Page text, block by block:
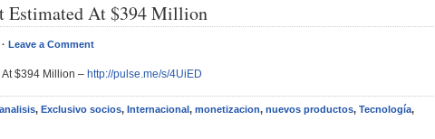
Estimated At $394 Million
· Leave a Comment
$394 Million – http://pulse.me/s/4UiED
, Exclusivo socios, Internacional, monetizacion, nuevos productos, Tecnología,